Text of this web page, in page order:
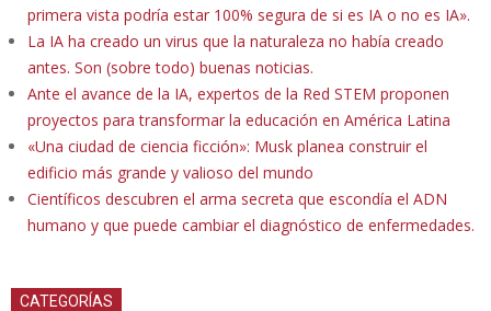
primera vista podría estar 100% segura de si es IA o no es IA».
La IA ha creado un virus que la naturaleza no había creado
antes. Son (sobre todo) buenas noticias.
Ante el avance de la IA, expertos de la Red STEM proponen
proyectos para transformar la educación en América Latina
«Una ciudad de ciencia ficción»: Musk planea construir el
edificio más grande y valioso del mundo
Científicos descubren el arma secreta que escondía el ADN
humano y que puede cambiar el diagnóstico de enfermedades.
CATEGORÍAS